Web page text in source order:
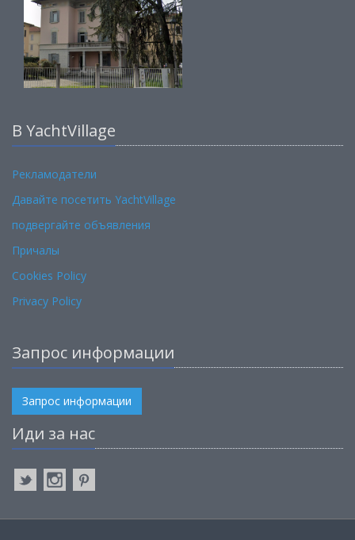
В YachtVillage
Рекламодатели
Давайте посетить YachtVillage
подвергайте объявления
Причалы
Cookies Policy
Privacy Policy
Запрос информации
Запрос информации
Иди за нас